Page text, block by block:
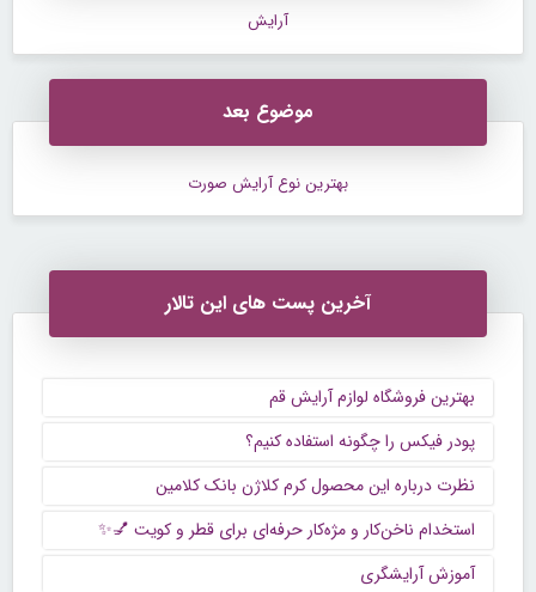
آرایش
موضوع بعد
بهترین نوع آرايش صورت
آخرین پست های این تالار
بهترین فروشگاه لوازم آرایش قم
پودر فیکس را چگونه استفاده کنیم؟
نظرت درباره این محصول کرم کلاژن بانک کلامین
استخدام ناخن‌کار و مژه‌کار حرفه‌ای برای قطر و کویت 💅✨
آموزش آرایشگری